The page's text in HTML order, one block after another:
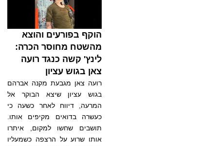
הוקף בפורעים והוצא
מהשטח מחוסר הכרה:
לינץ' קשה כנגד רועה
צאן בגוש עציון
רועה צאן מגבעת מקנה אברהם
בגוש עציון שיצא הבוקר אל
המרעה, דיווח לאחר כשעה כי
כעשרה בדואים מקיפים אותו.
תושבים שחשו למקום, איתרו
אותו שרוע על הרצפה כשמעליו